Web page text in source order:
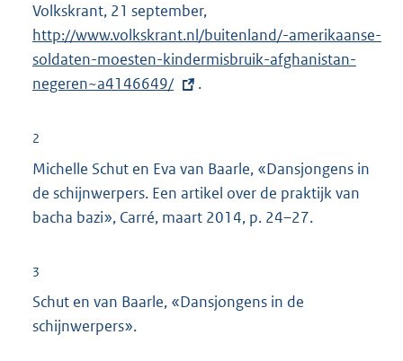
Volkskrant, 21 september,
x
t
l
i
n
http://www.volkskrant.nl/buitenland/-amerikaanse-
soldaten-moesten-kindermisbruik-afghanistan-
negeren~a4146649/
.
2
Michelle Schut en Eva van Baarle, «Dansjongens in
de schijnwerpers. Een artikel over de praktijk van
bacha bazi», Carré, maart 2014, p. 24–27.
3
Schut en van Baarle, «Dansjongens in de
schijnwerpers».